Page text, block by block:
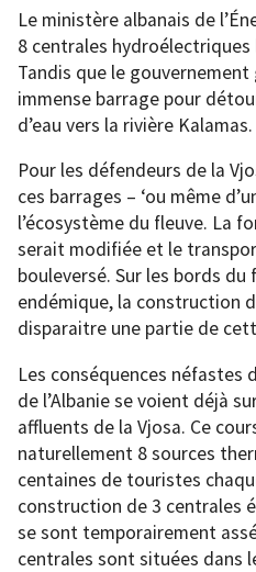
Le ministère albanais de
8 centrales hydroélectriques
Tandis que le
immense barrage pour
d’eau vers la rivière Kalamas.
Pour les défendeurs de la
ces barrages – ‘ou même
l’écosystème du fleuve. La
serait modifiée et le
bouleversé. Sur les bords
endémique, la construction
disparaitre une partie de
Les conséquences néfastes
de l’Albanie se voient déjà
affluents de la Vjosa. Ce
naturellement 8 sources
centaines de touristes
construction de 3 centrales
se sont temporairement
centrales sont situées dans